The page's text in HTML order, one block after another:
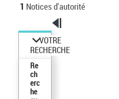
1 Notices d'autorité
VOTRE
RECHERCHE
Re
ch
erc
he